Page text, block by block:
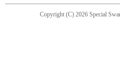
Copyright (C) 2026 Special